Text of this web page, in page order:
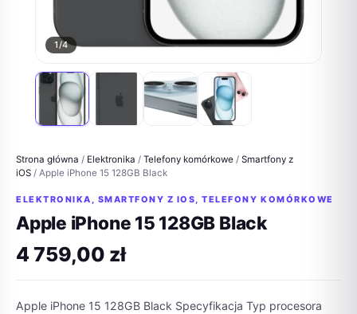
1/4
Strona główna / Elektronika / Telefony komórkowe / Smartfony z
iOS / Apple iPhone 15 128GB Black
ELEKTRONIKA , SMARTFONY Z IOS,TELEFONY KOMÓRKOWE
Apple iPhone 15 128GB Black
4 759,00 zł
Apple iPhone 15 128GB Black Specyfikacja Typ procesora